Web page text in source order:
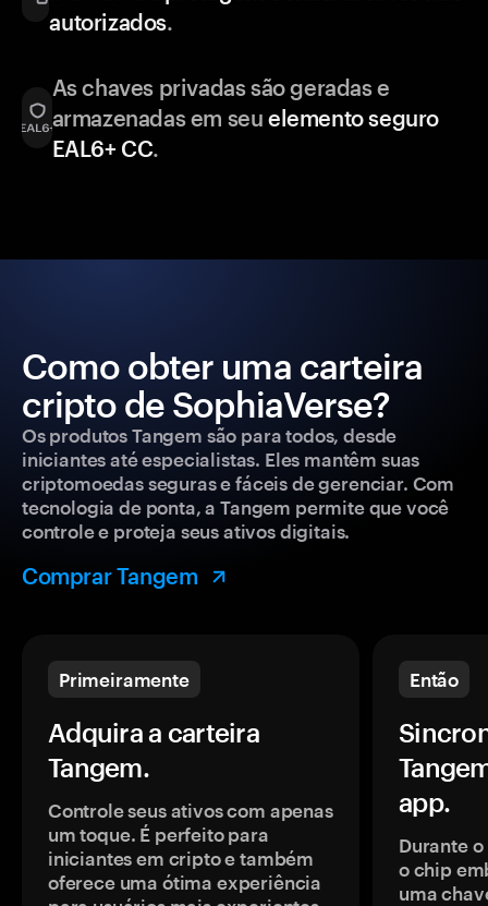
autorizados.
As chaves privadas são geradas e
armazenadas em seu elemento seguro
EAL6+ CC.
Como obter uma carteira
cripto de SophiaVerse?
Os produtos Tangem são para todos, desde
iniciantes até especialistas. Eles mantêm suas
criptomoedas seguras e fáceis de gerenciar. Com
tecnologia de ponta, a Tangem permite que você
controle e proteja seus ativos digitais.
Comprar Tangem
Primeiramente
Adquira a carteira
Tangem.
Controle seus ativos com apenas
um toque. É perfeito para
iniciantes em cripto e também
oferece uma ótima experiência
Então
app.
Durante
o chip
uma